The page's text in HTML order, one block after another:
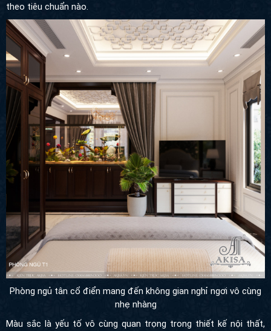
theo tiêu chuẩn nào.
Phòng ngủ tân cổ điển mang đến không gian nghỉ ngơi vô cùng
nhẹ nhàng
Màu sắc là yếu tố vô cùng quan trọng trong thiết kế nội thất,